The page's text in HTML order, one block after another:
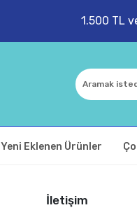
1.500 TL
Yeni Eklenen Ürünler
İletişim